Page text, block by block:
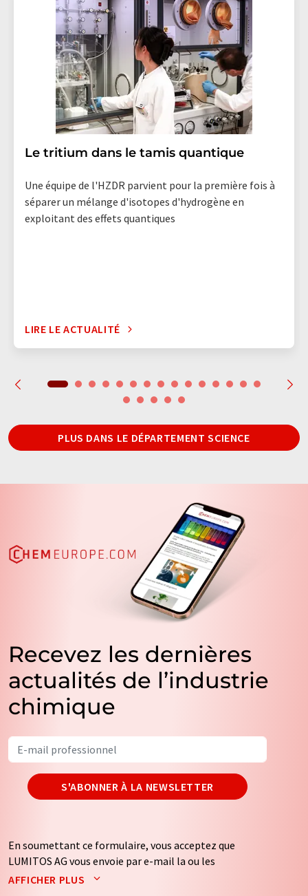
Le tritium dans le tamis quantique
Une équipe de l'HZDR parvient pour la première fois à
séparer un mélange d'isotopes d'hydrogène en
exploitant des effets quantiques
LIRE LE ACTUALITÉ
PLUS DANS LE DÉPARTEMENT SCIENCE
Recevez les dernières
actualités de l’industrie
chimique
S'ABONNER À LA NEWSLETTER
En soumettant ce formulaire, vous acceptez que
LUMITOS AG vous envoie par e-mail la ou les
newsletters sélectionnées ci-dessus. Vos données ne
AFFICHER PLUS